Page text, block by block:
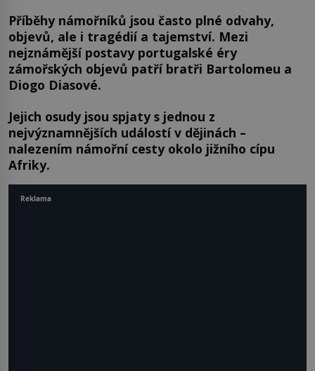
Příběhy námořníků jsou často plné odvahy,
objevů, ale i tragédií a tajemství. Mezi
nejznámější postavy portugalské éry
zámořských objevů patří bratři Bartolomeu a
Diogo Diasové.
Jejich osudy jsou spjaty s jednou z
nejvýznamnějších událostí v dějinách –
nalezením námořní cesty okolo jižního cípu
Afriky.
Reklama